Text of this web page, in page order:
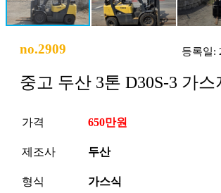
no.2909 등록일:
중고 두산 3톤 D30S-3 가
가격 650만원
제조사 두산
형식 가스식